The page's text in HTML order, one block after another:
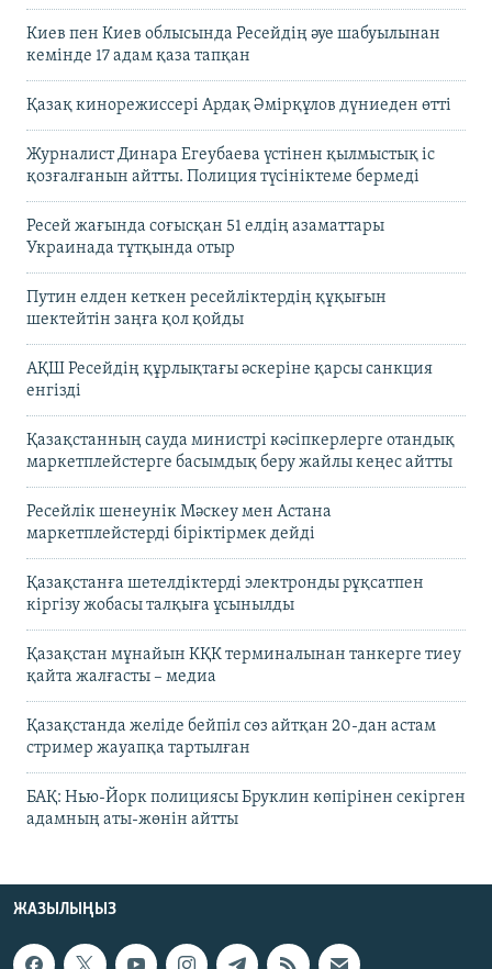
Киев пен Киев облысында Ресейдің әуе шабуылынан
кемінде 17 адам қаза тапқан
Қазақ кинорежиссері Ардақ Әмірқұлов дүниеден өтті
Журналист Динара Егеубаева үстінен қылмыстық іс
қозғалғанын айтты. Полиция түсініктеме бермеді
Ресей жағында соғысқан 51 елдің азаматтары
Украинада тұтқында отыр
Путин елден кеткен ресейліктердің құқығын
шектейтін заңға қол қойды
АҚШ Ресейдің құрлықтағы әскеріне қарсы санкция
енгізді
Қазақстанның сауда министрі кәсіпкерлерге отандық
маркетплейстерге басымдық беру жайлы кеңес айтты
Ресейлік шенеунік Мәскеу мен Астана
маркетплейстерді біріктірмек дейді
Қазақстанға шетелдіктерді электронды рұқсатпен
кіргізу жобасы талқыға ұсынылды
Қазақстан мұнайын КҚК терминалынан танкерге тиеу
қайта жалғасты – медиа
Қазақстанда желіде бейпіл сөз айтқан 20-дан астам
стример жауапқа тартылған
БАҚ: Нью-Йорк полициясы Бруклин көпірінен секірген
адамның аты-жөнін айтты
ЖАЗЫЛЫҢЫЗ